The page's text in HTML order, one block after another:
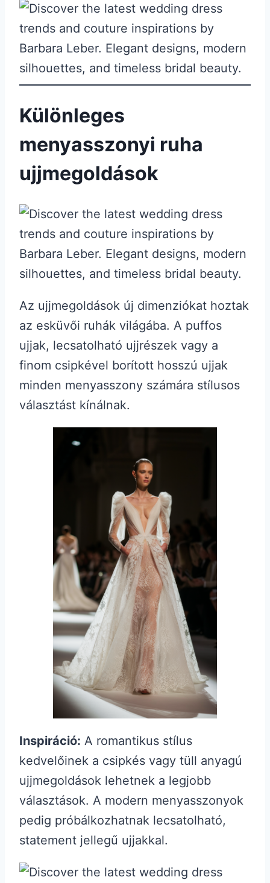
Különleges
menyasszonyi ruha
ujjmegoldások
Az ujjmegoldások új dimenziókat hoztak
az esküvői ruhák világába. A puffos
ujjak, lecsatolható ujjrészek vagy a
finom csipkével borított hosszú ujjak
minden menyasszony számára stílusos
választást kínálnak.
Inspiráció: A romantikus stílus
kedvelőinek a csipkés vagy tüll anyagú
ujjmegoldások lehetnek a legjobb
választások. A modern menyasszonyok
pedig próbálkozhatnak lecsatolható,
statement jellegű ujjakkal.